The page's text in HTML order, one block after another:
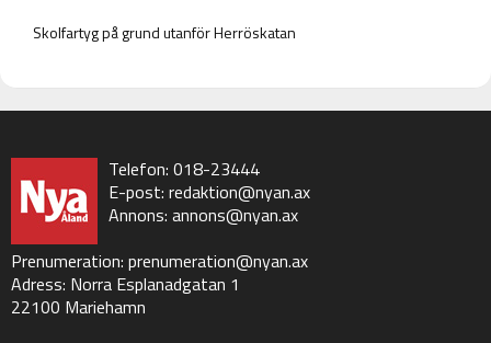
Skolfartyg på grund utanför Herröskatan
Telefon: 018-23444
E-post: redaktion@nyan.ax
Annons: annons@nyan.ax
Prenumeration: prenumeration@nyan.ax
Adress: Norra Esplanadgatan 1
22100 Mariehamn